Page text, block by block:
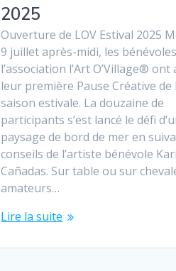
2025
Ouverture de LOV Estival 2025
9 juillet après-midi, les
l’association l’Art O’Village® ont
leur première Pause Créative de
saison estivale. La douzaine de
participants s’est lancé le défi
paysage de bord de mer en
conseils de l’artiste bénévole
Cañadas. Sur table ou sur
amateurs…
Lire la suite